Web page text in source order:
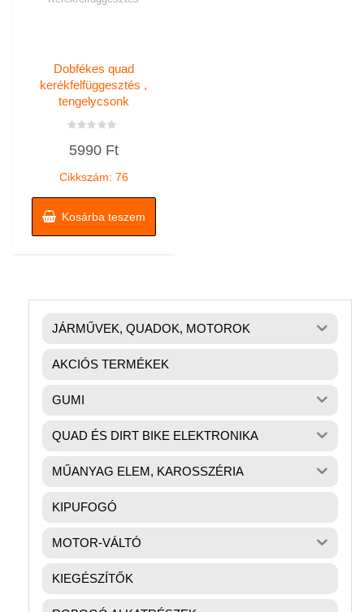
Dobfékes quad
kerékfelfüggesztés ,
tengelycsonk
0
5990 Ft
Cikkszám: 76
Kosárba teszem
JÁRMŰVEK, QUADOK, MOTOROK
AKCIÓS TERMÉKEK
GUMI
QUAD ÉS DIRT BIKE ELEKTRONIKA
MŰANYAG ELEM, KAROSSZÉRIA
KIPUFOGÓ
MOTOR-VÁLTÓ
KIEGÉSZÍTŐK